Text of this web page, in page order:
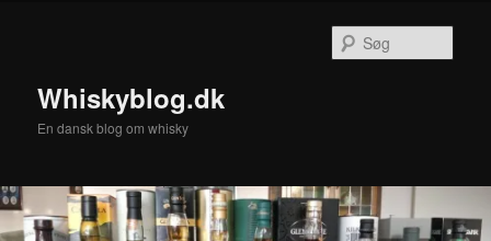
Whiskyblog.dk
En dansk blog om whisky